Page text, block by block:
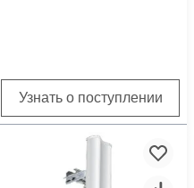
Узнать о поступлении